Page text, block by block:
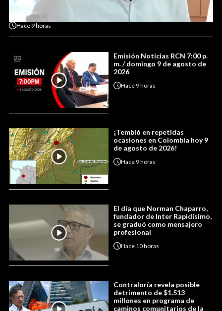
Hace 9 horas
Emisión Noticias RCN 7:00 p.
m. / domingo 9 de agosto de
2026
Hace 9 horas
¡Tembló en repetidas
ocasiones en Colombia hoy 9
de agosto de 2026!
Hace 9 horas
El día que Norman Chaparro,
fundador de Inter Rapidísimo,
se graduó como mensajero
profesional
Hace 10 horas
Contraloría revela posible
detrimento de $1.513
millones en programa de
caminos comunitarios de la